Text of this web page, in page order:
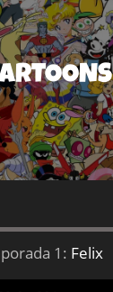
1: Felix